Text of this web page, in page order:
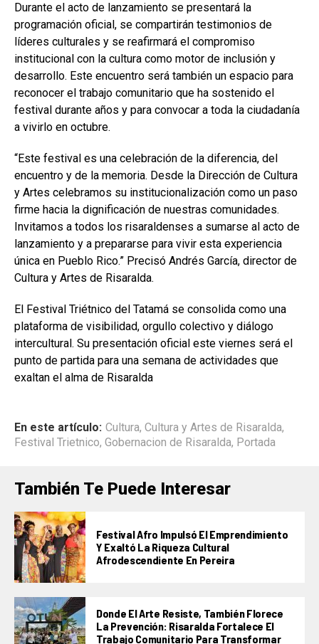
Durante el acto de lanzamiento se presentará la
programación oficial, se compartirán testimonios de
líderes culturales y se reafirmará el compromiso
institucional con la cultura como motor de inclusión y
desarrollo. Este encuentro será también un espacio para
reconocer el trabajo comunitario que ha sostenido el
festival durante años y para convocar a toda la ciudadanía
a vivirlo en octubre.
“Este festival es una celebración de la diferencia, del
encuentro y de la memoria. Desde la Dirección de Cultura
y Artes celebramos su institucionalización como un paso
firme hacia la dignificación de nuestras comunidades.
Invitamos a todos los risaraldenses a sumarse al acto de
lanzamiento y a prepararse para vivir esta experiencia
única en Pueblo Rico.” Precisó Andrés García, director de
Cultura y Artes de Risaralda.
El Festival Triétnico del Tatamá se consolida como una
plataforma de visibilidad, orgullo colectivo y diálogo
intercultural. Su presentación oficial este viernes será el
punto de partida para una semana de actividades que
exaltan el alma de Risaralda
En este artículo: Cultura, Cultura y Artes de Risaralda,
Festival Trietnico, Gobernacion de Risaralda, Portada
También Te Puede Interesar
Festival Afro Impulsó El Emprendimiento
Y Exaltó La Riqueza Cultural
Afrodescendiente En Pereira
Donde El Arte Resiste, También Florece
La Prevención: Risaralda Fortalece El
Trabajo Comunitario Para Transformar